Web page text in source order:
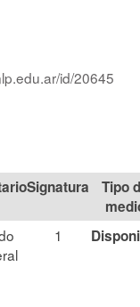
id/20645
Signatura
Tipo
1